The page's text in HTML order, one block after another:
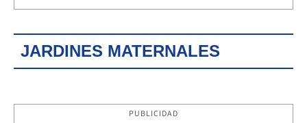
JARDINES MATERNALES
PUBLICIDAD